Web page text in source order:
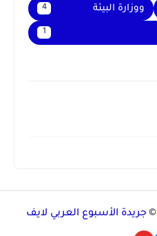
ووزارة البيئة 4
1
©جريدة الأسبوع العربي لايف